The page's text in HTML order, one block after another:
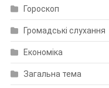
Гороскоп
Громадські слухання
Економіка
Загальна тема